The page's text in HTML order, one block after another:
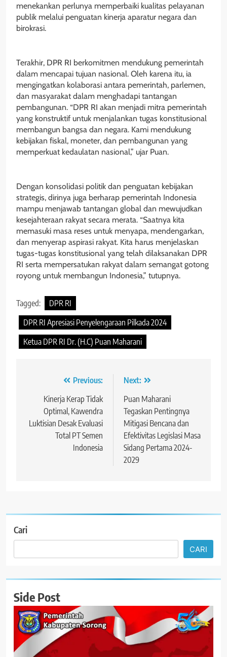
menekankan perlunya memperbaiki kualitas pelayanan
publik melalui penguatan kinerja aparatur negara dan
birokrasi.
Terakhir, DPR RI berkomitmen mendukung pemerintah
dalam mencapai tujuan nasional. Oleh karena itu, ia
mengingatkan kolaborasi antara pemerintah, parlemen,
dan masyarakat dalam menghadapi tantangan
pembangunan. “DPR RI akan menjadi mitra pemerintah
yang konstruktif untuk menjalankan tugas konstitusional
membangun bangsa dan negara. Kami mendukung
kebijakan fiskal, moneter, dan pembangunan yang
memperkuat kedaulatan nasional,” ujar Puan.
Dengan konsolidasi politik dan penguatan kebijakan
strategis, dirinya juga berharap pemerintah Indonesia
mampu menjawab tantangan global dan mewujudkan
kesejahteraan rakyat secara merata. “Saatnya kita
memasuki masa reses untuk menyapa, mendengarkan,
dan menyerap aspirasi rakyat. Kita harus menjelaskan
tugas-tugas konstitusional yang telah dilaksanakan DPR
RI serta mempersatukan rakyat dalam semangat gotong
royong untuk membangun Indonesia,” tutupnya.
Tagged:
DPR RI
DPR RI Apresiasi Penyelengaraan Pilkada 2024
Ketua DPR RI Dr. (H.C) Puan Maharani
Navigasi Previous:
Kinerja Kerap Tidak
Optimal, Kawendra
Luktisian Desak Evaluasi
Total PT Semen
Indonesia
Next:
Puan Maharani
Tegaskan Pentingnya
Mitigasi Bencana dan
Efektivitas Legislasi Masa
Sidang Pertama 2024-
2029
Cari
CARI
Side Post